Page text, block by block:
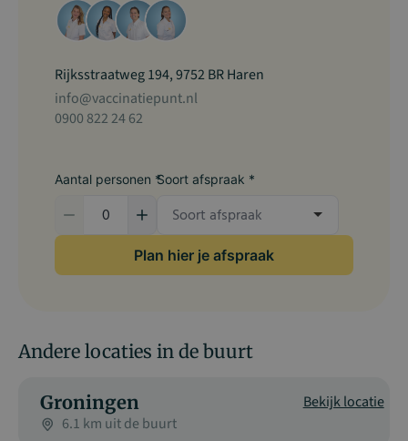
Rijksstraatweg 194, 9752 BR Haren
info@vaccinatiepunt.nl
0900 822 24 62
Soort afspraak *
Aantal personen *
Plan hier je afspraak
Andere locaties in de buurt
Groningen
6.1 km uit de buurt
Bekijk locatie